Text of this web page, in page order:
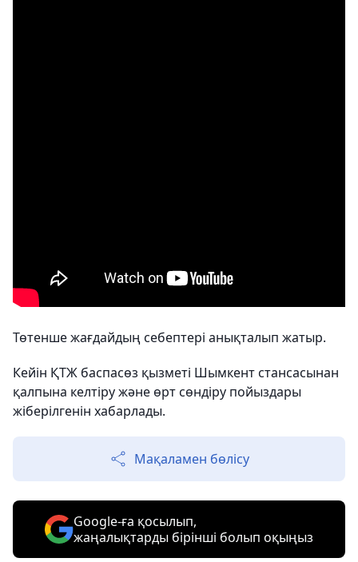
Төтенше жағдайдың себептері анықталып жатыр.
Кейін ҚТЖ баспасөз қызметі Шымкент стансасынан
қалпына келтіру және өрт сөндіру пойыздары
жіберілгенін хабарлады.
Мақаламен бөлісу
Google-ға қосылып,
жаңалықтарды бірінші болып оқыңыз